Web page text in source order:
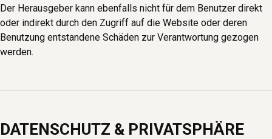
Der Herausgeber kann ebenfalls nicht für dem Benutzer direkt
oder indirekt durch den Zugriff auf die Website oder deren
Benutzung entstandene Schäden zur Verantwortung gezogen
werden.
DATENSCHUTZ & PRIVATSPHÄRE